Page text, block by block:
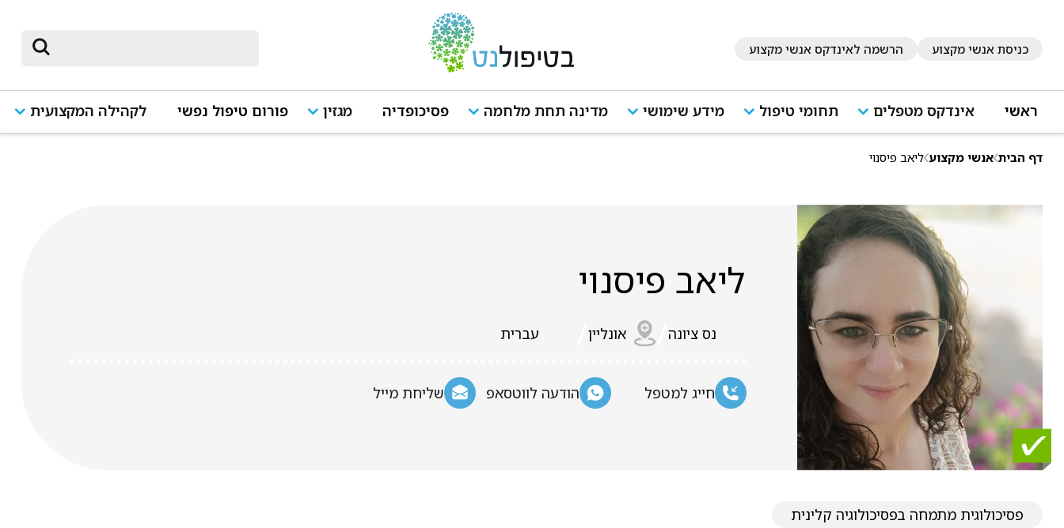
כניסת אנשי מקצוע הרשמה לאינדקס אנשי מקצוע
ראשי אינדקס מטפלים תחומי טיפול מידע שימושי מדינה תחת מלחמה פסיכופדיה מגזין פורום טיפול נפשי לקהילה המקצועית
דף הבית אנשי מקצוע ליאב פיסנוי
ליאב פיסנוי
נס ציונה אונליין עברית
חייג למטפל הודעה לווטסאפ שליחת מייל
פסיכולוגית מתמחה בפסיכולוגיה קלינית